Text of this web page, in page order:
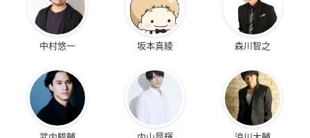
中村悠一 坂本真綾 森川智之